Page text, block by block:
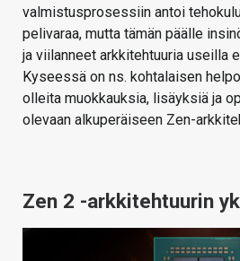
valmistusprosessiin antoi
pelivaraa, mutta tämän päälle
ja viilanneet arkkitehtuuria useilla
Kyseessä on ns. kohtalaisen
olleita muokkauksia, lisäyksiä ja
olevaan alkuperäiseen Zen-
Zen 2 -arkkitehtuurin